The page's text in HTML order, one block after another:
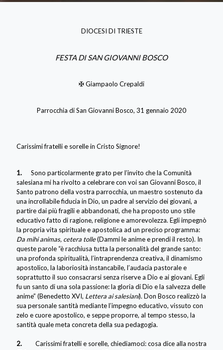
DIOCESI DI TRIESTE
FESTA DI SAN GIOVANNI BOSCO
✠ Giampaolo Crepaldi
Parrocchia di San Giovanni Bosco, 31 gennaio 2020
Carissimi fratelli e sorelle in Cristo Signore!
1. Sono particolarmente grato per l’invito che la Comunità
salesiana mi ha rivolto a celebrare con voi san Giovanni Bosco, il
Santo patrono della vostra parrocchia, un maestro sostenuto da
una incrollabile fiducia in Dio, un padre al servizio dei giovani, a
partire dai più fragili e abbandonati, che ha proposto uno stile
educativo fatto di ragione, religione e amorevolezza. Egli impegnò
la propria vita spirituale e apostolica ad un preciso programma:
Da mihi animas, cetera tolle(Dammi le anime e prendi il resto). In
queste parole “è racchiusa tutta la personalità del grande santo:
una profonda spiritualità, l’intraprendenza creativa, il dinamismo
apostolico, la laboriosità instancabile, l’audacia pastorale e
soprattutto il suo consacrarsi senza riserve a Dio e ai giovani. Egli
fu un santo di una sola passione: la gloria di Dio e la salvezza delle
anime” (Benedetto XVI, Lettera ai salesiani). Don Bosco realizzò la
sua personale santità mediante l’impegno educativo, vissuto con
zelo e cuore apostolico, e seppe proporre, al tempo stesso, la
santità quale meta concreta della sua pedagogia.
2. Carissimi fratelli e sorelle, chiediamoci: cosa dice alla nostra